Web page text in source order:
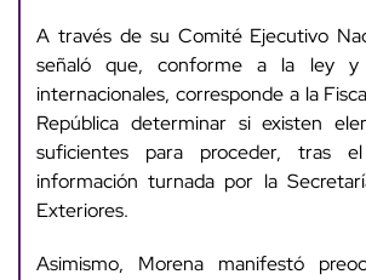
A través de su Comité Ejecutivo
señaló que, conforme a la ley
internacionales, corresponde a la
República determinar si existen
suficientes para proceder, tras
información turnada por la
Exteriores.
Asimismo, Morena manifestó